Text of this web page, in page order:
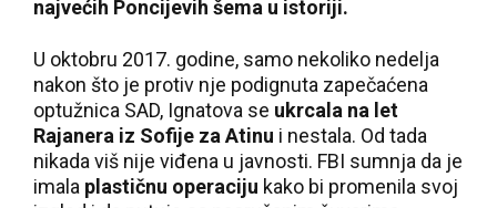
najvećih Poncijevih šema u istoriji.
U oktobru 2017. godine, samo nekoliko nedelja
nakon što je protiv nje podignuta zapečaćena
optužnica SAD, Ignatova se ukrcala na let
Rajanera iz Sofije za Atinu i nestala. Od tada
nikada viš nije viđena u javnosti. FBI sumnja da je
imala plastičnu operaciju kako bi promenila svoj